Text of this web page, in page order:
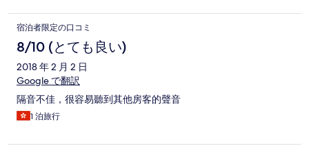
宿泊者限定の口コミ
8/10 (とても良い)
2018 年 2 月 2 日
Google で翻訳
隔音不佳，很容易聽到其他房客的聲音
1 泊旅行